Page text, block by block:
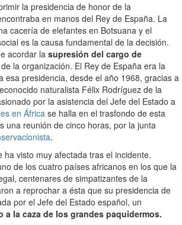
la presidencia de honor de la
en manos del Rey de España. La
cacería de elefantes en Botsuana y el
es la causa fundamental de la decisión.
acordar la supresión del cargo de
la organización. El Rey de España era la
esa presidencia, desde el año 1968, gracias a
naturalista Félix Rodríguez de la
por la asistencia del Jefe del Estado a
en África se halla en el trasfondo de esta
una reunión de cinco horas, por la junta
.
ha visto muy afectada tras el incidente.
de los cuatro países africanos en los que la
centenares de simpatizantes de la
a reprochar a ésta que su presidencia de
por el Jefe del Estado español, un
a la caza de los grandes paquidermos.